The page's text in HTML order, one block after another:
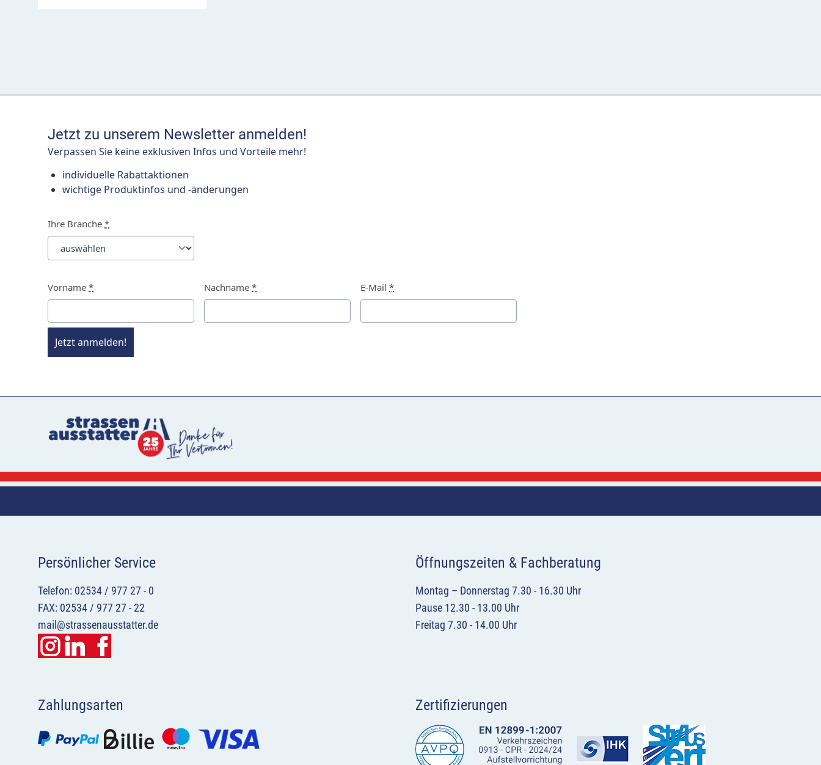
Jetzt zu unserem Newsletter anmelden!
Verpassen Sie keine exklusiven Infos und Vorteile mehr!
individuelle Rabattaktionen
wichtige Produktinfos und -änderungen
Ihre Branche *
Vorname * Nachname * E-Mail *
Jetzt anmelden!
Persönlicher Service
Telefon: 02534 / 977 27 - 0
FAX: 02534 / 977 27 - 22
mail@strassenausstatter.de
Öffnungszeiten & Fachberatung
Montag – Donnerstag 7.30 - 16.30 Uhr
Pause 12.30 - 13.00 Uhr
Freitag 7.30 - 14.00 Uhr
Zahlungsarten Zertifizierungen